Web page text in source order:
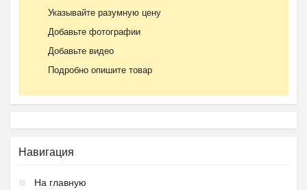
Указывайте разумную цену
Добавьте фотографии
Добавьте видео
Подробно опишите товар
Навигация
На главную